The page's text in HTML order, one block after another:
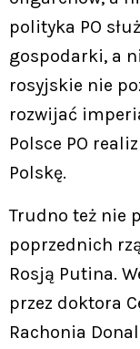
polityka PO
gospodarki, a
rosyjskie nie
rozwijać
Polsce PO
Polskę.
Trudno też nie
poprzednich
Rosją Putina.
przez doktora
Rachonia